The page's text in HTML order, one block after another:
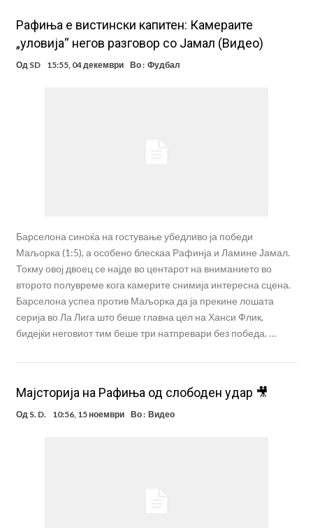
Рафиња е вистински капитен: Камераите
„уловија“ негов разговор со Јамал (Видео)
Од SD 15:55, 04 декември Во : Фудбал
Барселона синоќа на гостување убедливо ја победи
Маљорка (1:5), а особено блескаа Рафинја и Ламине Јамал.
Токму овој двоец се најде во центарот на вниманието во
второто полувреме кога камерите снимија интересна сцена.
Барселона успеа против Маљорка да ја прекине лошата
серија во Ла Лига што беше главна цел на Ханси Флик,
бидејќи неговиот тим беше три натпревари без победа. …
Мајсторија на Рафиња од слободен удар 🎥
Од S. D. 10:56, 15 ноември Во : Видео